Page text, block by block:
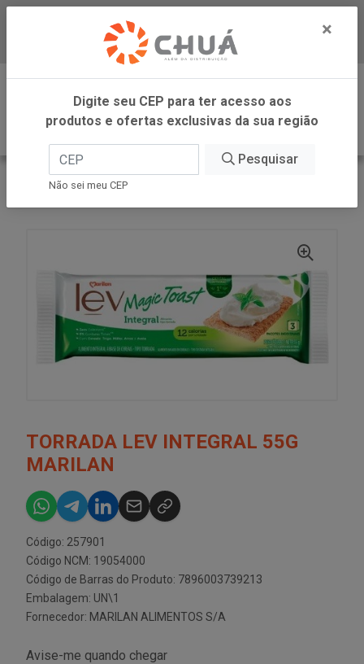
Baixe já nosso APP
0
INÍCIO
MARILAN
TORRADA LEV INTEGRAL 55G
MARILAN
Código: 257901
Código NCM: 19054000
Código de Barras do Produto: 7896003739213
Embalagem: UN\1
Fornecedor: MARILAN ALIMENTOS S/A
Avise-me quando chegar
×
Digite seu CEP para ter acesso aos
produtos e ofertas exclusivas da sua região
Pesquisar
Não sei meu CEP